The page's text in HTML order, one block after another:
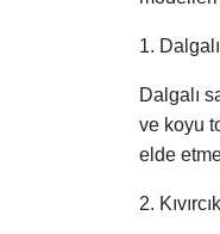
1.
Dalgalı
ve koyu
elde
2.